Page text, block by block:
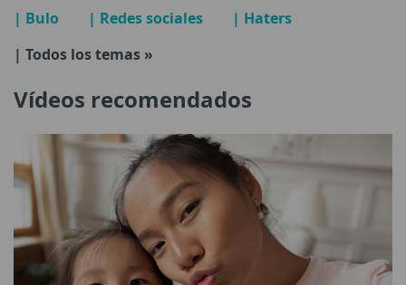
| Bulo | Redes sociales
| Haters
| Todos los temas »
Vídeos recomendados